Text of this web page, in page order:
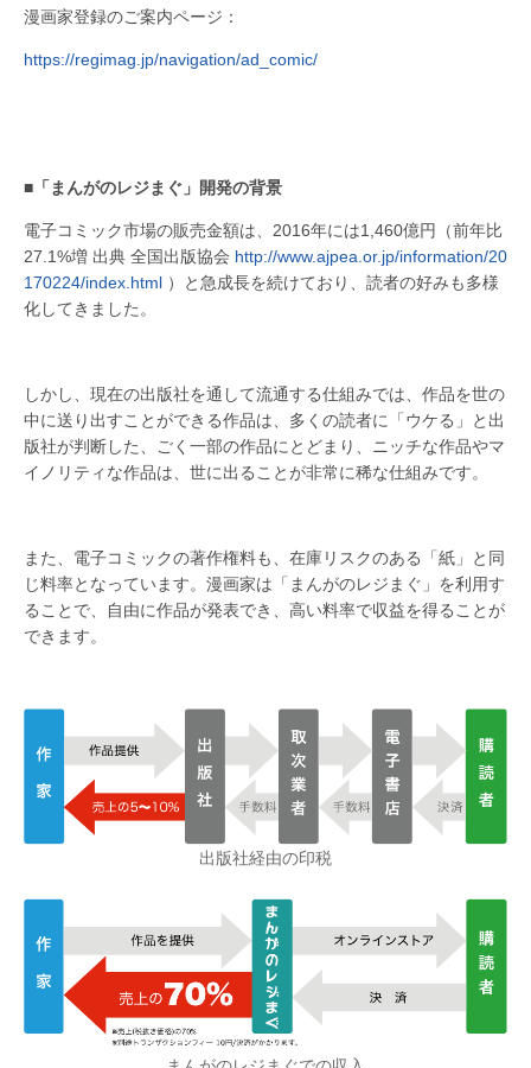
漫画家登録のご案内ページ：
https://regimag.jp/navigation/ad_comic/
■「まんがのレジまぐ」開発の背景
電子コミック市場の販売金額は、2016年には1,460億円（前年比
27.1%増 出典 全国出版協会 http://www.ajpea.or.jp/information/20
170224/index.html ）と急成長を続けており、読者の好みも多様
化してきました。
しかし、現在の出版社を通して流通する仕組みでは、作品を世の
中に送り出すことができる作品は、多くの読者に「ウケる」と出
版社が判断した、ごく一部の作品にとどまり、ニッチな作品やマ
イノリティな作品は、世に出ることが非常に稀な仕組みです。
また、電子コミックの著作権料も、在庫リスクのある「紙」と同
じ料率となっています。漫画家は「まんがのレジまぐ」を利用す
ることで、自由に作品が発表でき、高い料率で収益を得ることが
できます。
出版社経由の印税